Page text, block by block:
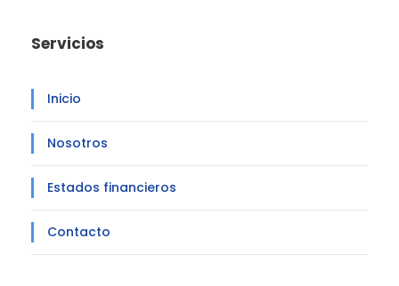
Servicios
Inicio
Nosotros
Estados financieros
Contacto